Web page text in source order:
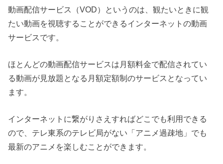
動画配信サービス（VOD）というのは、観たいときに観
たい動画を視聴することができるインターネットの動画
サービスです。
ほとんどの動画配信サービスは月額料金で配信されてい
る動画が見放題となる月額定額制のサービスとなってい
ます。
インターネットに繋がりさえすればどこでも利用できる
ので、テレ東系のテレビ局がない「アニメ過疎地」でも
最新のアニメを楽しむことができます。